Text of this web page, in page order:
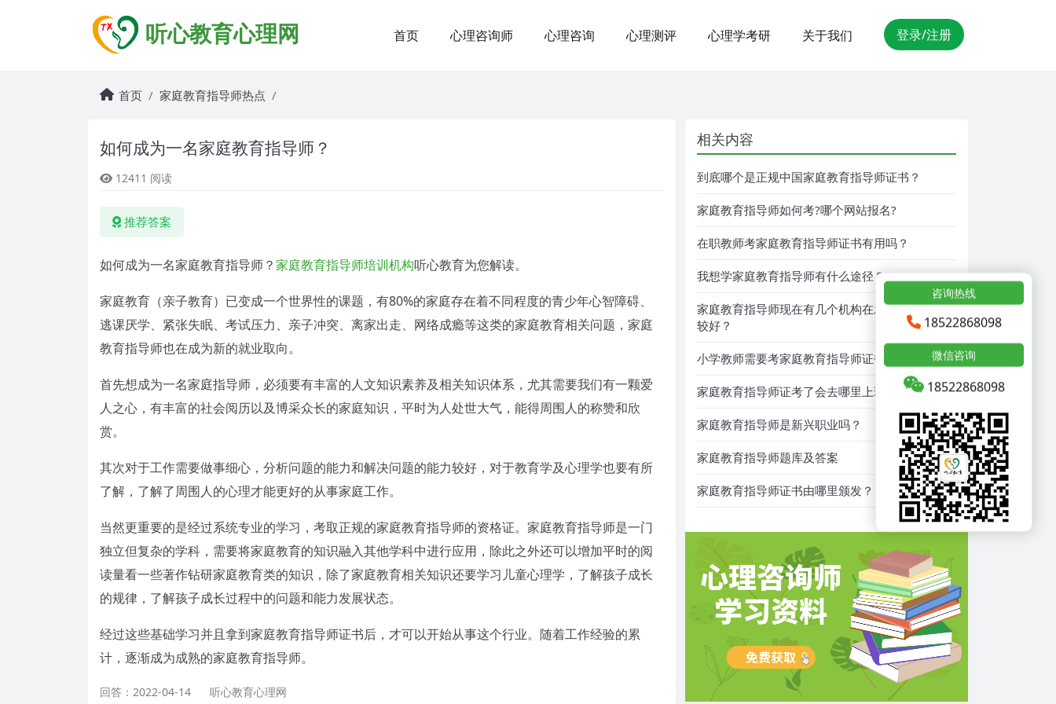
听心教育心理网 首页 心理咨询师 心理咨询 心理测评 心理学考研 关于我们 登录/注册
首页 家庭教育指导师热点
如何成为一名家庭教育指导师？
12411 阅读
推荐答案
如何成为一名家庭教育指导师？家庭教育指导师培训机构听心教育为您解读。
家庭教育（亲子教育）已变成一个世界性的课题，有80%的家庭存在着不同程度的青少年心智障碍、
逃课厌学、紧张失眠、考试压力、亲子冲突、离家出走、网络成瘾等这类的家庭教育相关问题，家庭
教育指导师也在成为新的就业取向。
首先想成为一名家庭指导师，必须要有丰富的人文知识素养及相关知识体系，尤其需要我们有一颗爱
人之心，有丰富的社会阅历以及博采众长的家庭知识，平时为人处世大气，能得周围人的称赞和欣
赏。
其次对于工作需要做事细心，分析问题的能力和解决问题的能力较好，对于教育学及心理学也要有所
了解，了解了周围人的心理才能更好的从事家庭工作。
当然更重要的是经过系统专业的学习，考取正规的家庭教育指导师的资格证。家庭教育指导师是一门
独立但复杂的学科，需要将家庭教育的知识融入其他学科中进行应用，除此之外还可以增加平时的阅
读量看一些著作钻研家庭教育类的知识，除了家庭教育相关知识还要学习儿童心理学，了解孩子成长
的规律，了解孩子成长过程中的问题和能力发展状态。
经过这些基础学习并且拿到家庭教育指导师证书后，才可以开始从事这个行业。随着工作经验的累
计，逐渐成为成熟的家庭教育指导师。
回答：2022-04-14 听心教育心理网
相关内容
到底哪个是正规中国家庭教育指导师证书？
家庭教育指导师如何考?哪个网站报名?
在职教师考家庭教育指导师证书有用吗？
我想学家庭教育指导师有什么途径？
家庭教育指导师现在有几个机构在发证啊？哪个比
较好？
小学教师需要考家庭教育指导师证书吗？
家庭教育指导师证考了会去哪里上班？
家庭教育指导师是新兴职业吗？
家庭教育指导师题库及答案
家庭教育指导师证书由哪里颁发？
咨询热线
18522868098
微信咨询
18522868098